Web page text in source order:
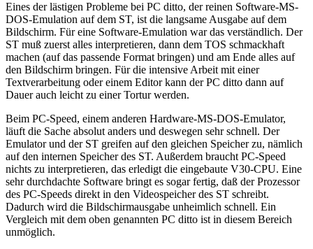
Eines der lästigen Probleme bei PC ditto, der reinen Software-MS-
DOS-Emulation auf dem ST, ist die langsame Ausgabe auf dem
Bildschirm. Für eine Software-Emulation war das verständlich. Der
ST muß zuerst alles interpretieren, dann dem TOS schmackhaft
machen (auf das passende Format bringen) und am Ende alles auf
den Bildschirm bringen. Für die intensive Arbeit mit einer
Textverarbeitung oder einem Editor kann der PC ditto dann auf
Dauer auch leicht zu einer Tortur werden.
Beim PC-Speed, einem anderen Hardware-MS-DOS-Emulator,
läuft die Sache absolut anders und deswegen sehr schnell. Der
Emulator und der ST greifen auf den gleichen Speicher zu, nämlich
auf den internen Speicher des ST. Außerdem braucht PC-Speed
nichts zu interpretieren, das erledigt die eingebaute V30-CPU. Eine
sehr durchdachte Software bringt es sogar fertig, daß der Prozessor
des PC-Speeds direkt in den Videospeicher des ST schreibt.
Dadurch wird die Bildschirmausgabe unheimlich schnell. Ein
Vergleich mit dem oben genannten PC ditto ist in diesem Bereich
unmöglich.